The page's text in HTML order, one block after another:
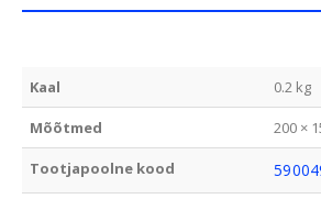
Kaal 0.2 kg
Mõõtmed 200 ×
Tootjapoolne kood